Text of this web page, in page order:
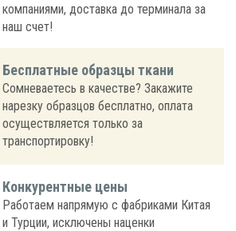
компаниями, доставка до терминала за
наш счет!
Бесплатные образцы ткани
Сомневаетесь в качестве? Закажите
нарезку образцов бесплатно, оплата
осуществляется только за
транспортировку!
Конкурентные цены
Работаем напрямую с фабриками Китая
и Турции, исключены наценки